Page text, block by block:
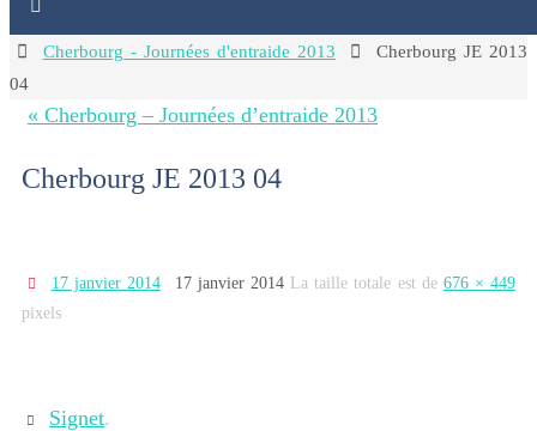
HomeCherbourg - Journées d'entraide 2013
Cherbourg JE 2013
04
« Cherbourg – Journées d’entraide 2013
Cherbourg JE 2013 04
17 janvier 2014 17 janvier 2014 La taille totale est de 676 × 449
pixels
Signet.